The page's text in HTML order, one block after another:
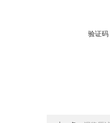
验证码